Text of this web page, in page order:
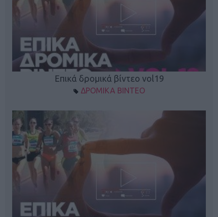
Επικά δρομικά βίντεο vol19
ΔΡΟΜΙΚΑ ΒΙΝΤΕΟ